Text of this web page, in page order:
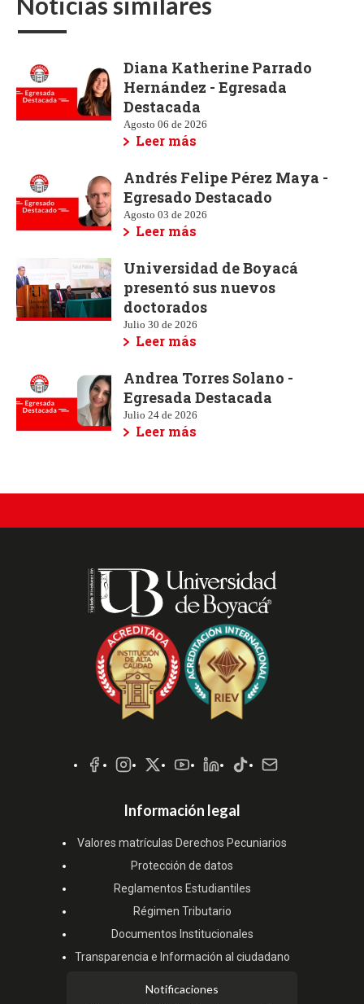
Diana Katherine Parrado
Hernández - Egresada
Destacada
Agosto 06 de 2026
Leer más
Andrés Felipe Pérez Maya -
Egresado Destacado
Agosto 03 de 2026
Leer más
Universidad de Boyacá
presentó sus nuevos
doctorados
Julio 30 de 2026
Leer más
Andrea Torres Solano -
Egresada Destacada
Julio 24 de 2026
Leer más
Sociales
Información legal
Valores matrículas Derechos Pecuniarios
Protección de datos
Reglamentos Estudiantiles
Régimen Tributario
Documentos Institucionales
Transparencia e Información al ciudadano
Notificaciones